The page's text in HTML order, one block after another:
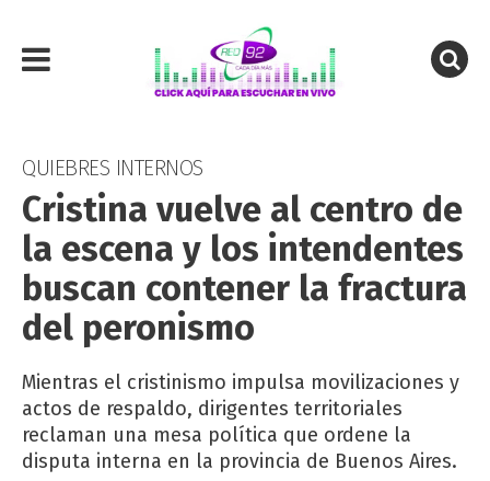
QUIEBRES INTERNOS
Cristina vuelve al centro de
la escena y los intendentes
buscan contener la fractura
del peronismo
Mientras el cristinismo impulsa movilizaciones y
actos de respaldo, dirigentes territoriales
reclaman una mesa política que ordene la
disputa interna en la provincia de Buenos Aires.